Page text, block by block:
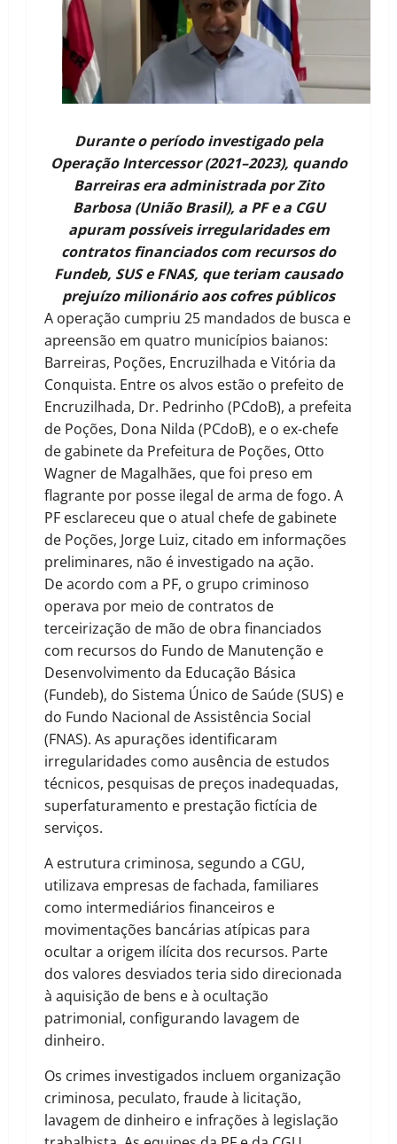
Durante o período investigado pela
Operação Intercessor (2021–2023), quando
Barreiras era administrada por Zito
Barbosa (União Brasil), a PF e a CGU
apuram possíveis irregularidades em
contratos financiados com recursos do
Fundeb, SUS e FNAS, que teriam causado
prejuízo milionário aos cofres públicos
A operação cumpriu 25 mandados de busca e
apreensão em quatro municípios baianos:
Barreiras, Poções, Encruzilhada e Vitória da
Conquista. Entre os alvos estão o prefeito de
Encruzilhada, Dr. Pedrinho (PCdoB), a prefeita
de Poções, Dona Nilda (PCdoB), e o ex-chefe
de gabinete da Prefeitura de Poções, Otto
Wagner de Magalhães, que foi preso em
flagrante por posse ilegal de arma de fogo. A
PF esclareceu que o atual chefe de gabinete
de Poções, Jorge Luiz, citado em informações
preliminares, não é investigado na ação.
De acordo com a PF, o grupo criminoso
operava por meio de contratos de
terceirização de mão de obra financiados
com recursos do Fundo de Manutenção e
Desenvolvimento da Educação Básica
(Fundeb), do Sistema Único de Saúde (SUS) e
do Fundo Nacional de Assistência Social
(FNAS). As apurações identificaram
irregularidades como ausência de estudos
técnicos, pesquisas de preços inadequadas,
superfaturamento e prestação fictícia de
serviços.
A estrutura criminosa, segundo a CGU,
utilizava empresas de fachada, familiares
como intermediários financeiros e
movimentações bancárias atípicas para
ocultar a origem ilícita dos recursos. Parte
dos valores desviados teria sido direcionada
à aquisição de bens e à ocultação
patrimonial, configurando lavagem de
dinheiro.
Os crimes investigados incluem organização
criminosa, peculato, fraude à licitação,
lavagem de dinheiro e infrações à legislação